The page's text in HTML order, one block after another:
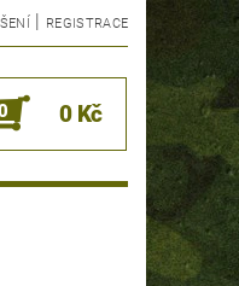
| REGISTRACE
0 Kč